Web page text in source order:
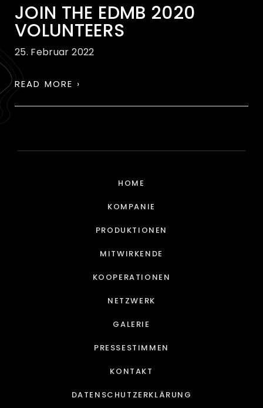
JOIN THE EDMB 2020
VOLUNTEERS
25. Februar 2022
READ MORE ›
HOME
KOMPANIE
PRODUKTIONEN
MITWIRKENDE
KOOPERATIONEN
NETZWERK
GALERIE
PRESSESTIMMEN
KONTAKT
DATENSCHUTZERKLÄRUNG